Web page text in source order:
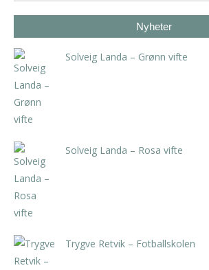
Nyheter
Solveig Landa – Grønn vifte
Solveig Landa – Rosa vifte
Trygve Retvik – Fotballskolen